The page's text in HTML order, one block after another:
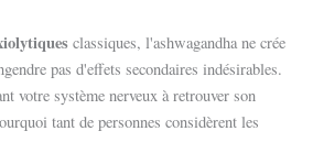
classiques, l'ashwagandha ne crée
pas d'effets secondaires indésirables.
votre système nerveux à retrouver son
tant de personnes considèrent les